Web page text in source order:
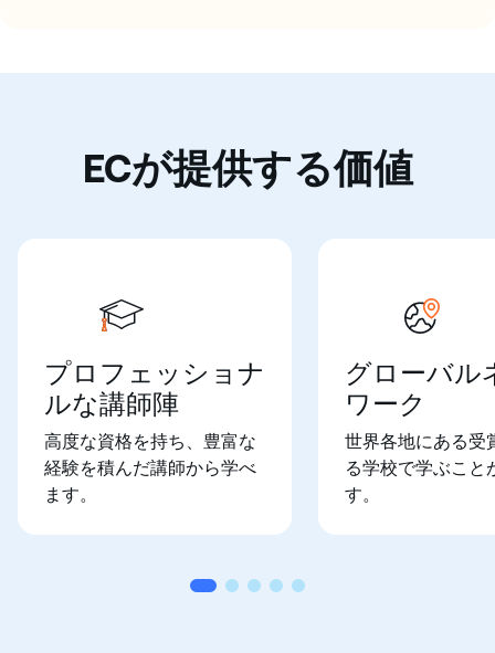
ECが提供する価値
プロフェッショナ
ルな講師陣
高度な資格を持ち、豊富な
経験を積んだ講師から学べ
ます。
グローバル
ワーク
世界各地にある受
る学校で学ぶこと
す。